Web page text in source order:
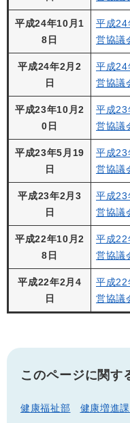
平成24年10月1
8日
平成24
営協議
平成24年2月2
日
平成24
営協議
平成23年10月2
0日
平成23
営協議
平成23年5月19
日
平成23
営協議
平成23年2月3
日
平成23
営協議
平成22年10月2
8日
平成22
営協議
平成22年2月4
日
平成22
営協議
このページに関す
健康福祉部 健康増進課